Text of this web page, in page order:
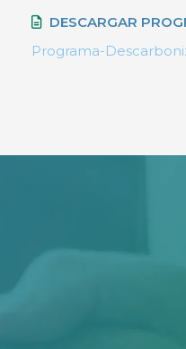
DESCARGAR
Programa-